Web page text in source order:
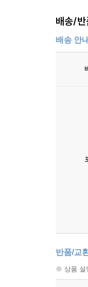
배송/
배송 안내
반품/교
※ 상품 설